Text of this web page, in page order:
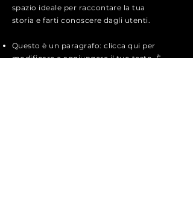
spazio ideale per raccontare la tua
storia e farti conoscere dagli utenti.
Questo è un paragrafo: clicca qui per
modificare e aggiungere il tuo testo. È